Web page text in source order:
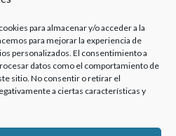
para almacenar y/o acceder a la
para mejorar la experiencia de
personalizados. El consentimiento a
datos como el comportamiento de
sitio. No consentir o retirar el
a ciertas características y
cookies de marketing y
este contenido